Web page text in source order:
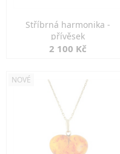
Stříbrná harmonika -
přívěsek
2 100 Kč
NOVÉ